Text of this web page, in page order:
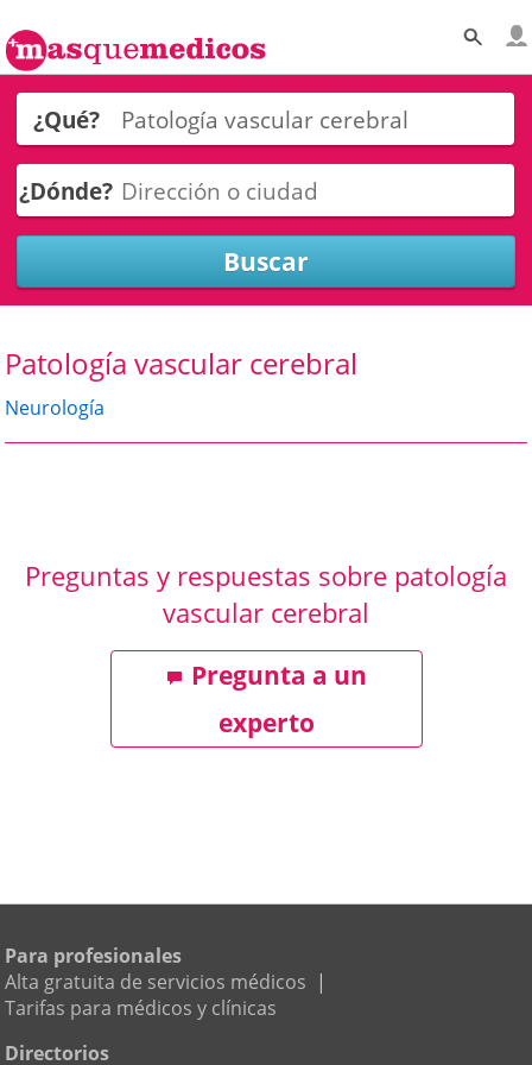
¿Qué?
¿Dónde?
Patología vascular cerebral
Neurología
Preguntas y respuestas sobre patología
vascular cerebral
Pregunta a un
experto
Para profesionales
Alta gratuita de servicios médicos |
Tarifas para médicos y clínicas
Directorios